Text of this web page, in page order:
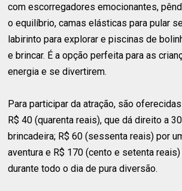
com escorregadores emocionantes,
o equilíbrio, camas elásticas para pular
labirinto para explorar e piscinas de
e brincar. É a opção perfeita para as
energia e se divertirem.
Para participar da atração, são
R$ 40 (quarenta reais), que dá direito a
brincadeira; R$ 60 (sessenta reais) por
aventura e R$ 170 (cento e setenta
durante todo o dia de pura diversão.